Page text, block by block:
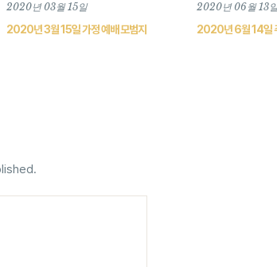
2020년 03월 15일
2020년 3월 15일 가정 예배 모범지
2020년 06월 13
2020년 6월 14일